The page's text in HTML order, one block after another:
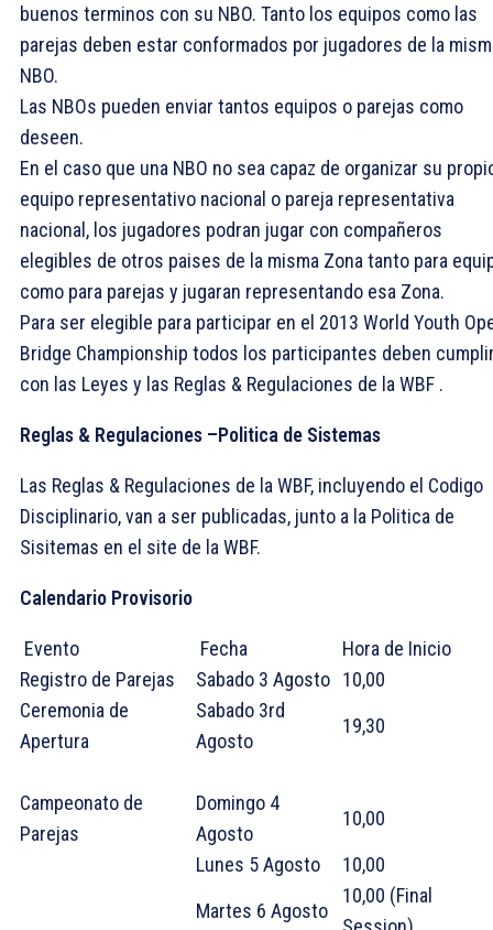
buenos terminos con su NBO. Tanto los equipos como las
parejas deben estar conformados por jugadores de la
NBO.
Las NBOs pueden enviar tantos equipos o parejas como
deseen.
En el caso que una NBO no sea capaz de organizar su
equipo representativo nacional o pareja representativa
nacional, los jugadores podran jugar con compañeros
elegibles de otros paises de la misma Zona tanto para
como para parejas y jugaran representando esa Zona.
Para ser elegible para participar en el 2013 World Youth
Bridge Championship todos los participantes deben
con las Leyes y las Reglas & Regulaciones de la WBF .
Reglas & Regulaciones –Politica de Sistemas
Las Reglas & Regulaciones de la WBF, incluyendo el Codigo
Disciplinario, van a ser publicadas, junto a la Politica de
Sisitemas en el site de la WBF.
Calendario Provisorio
Evento Fecha
Hora de Inicio
Registro de Parejas
Sabado 3 Agosto 10,00
Ceremonia de
Apertura
Sabado 3rd
Agosto
19,30
Campeonato de
Parejas
Domingo 4
Agosto
10,00
Lunes 5 Agosto
10,00
Martes 6 Agosto
10,00 (Final